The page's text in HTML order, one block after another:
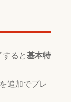
ると基本特
追加でプレ